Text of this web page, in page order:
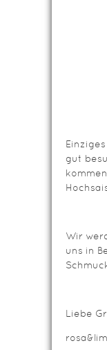
gut
Wir
uns in
Liebe